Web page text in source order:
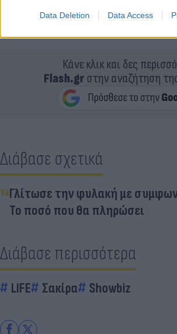
Data Deletion Data Access
για να βοηθήσει τον θαυμαστή ή
σωματοφύλακά της.
Κάνε κλικ και δες
Flash.grστην αναζήτηση
Διάβασε σχετικά
Γλίτωσε την φυλακή με
Το ποσό που θα πληρώσει
Διάβασε περισσότερα
LIFE Σακίρα Showbiz